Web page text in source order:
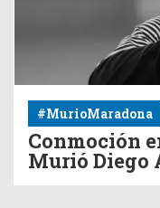
#MurioMaradona
Conmoción
Murió Diego